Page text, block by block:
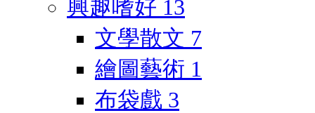
興趣嗜好 13
文學散文 7
繪圖藝術 1
布袋戲 3